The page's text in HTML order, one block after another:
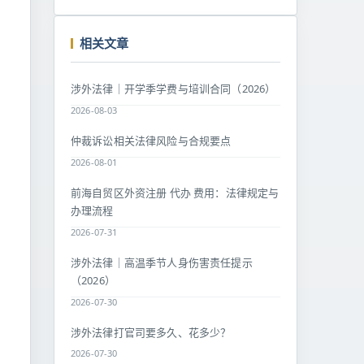
相关文章
涉外法律｜开学季学费与培训合同（2026）
2026-08-03
仲裁诉讼相关法律风险与合规要点
2026-08-01
前海自贸区外资注册 代办 费用：法律规定与
办理流程
2026-07-31
涉外法律｜高温季节人身伤害责任提示
（2026）
2026-07-30
涉外法律打官司要多久、花多少？
2026-07-30